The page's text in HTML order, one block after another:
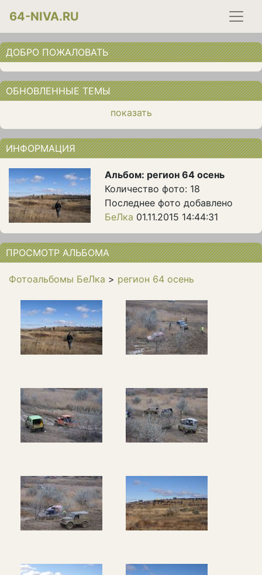
64-NIVA.RU
ДОБРО ПОЖАЛОВАТЬ
ОБНОВЛЕННЫЕ ТЕМЫ
показать
ИНФОРМАЦИЯ
Альбом: регион 64 осень
Количество фото: 18
Последнее фото добавлено
БеЛка 01.11.2015 14:44:31
ПРОСМОТР АЛЬБОМА
Фотоальбомы БеЛка > регион 64 осень